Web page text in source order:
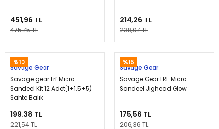
451,96 TL
475,75 TL
214,26 TL
238,07 TL
%10
Savage Gear
Savage gear Lrf Micro
Sandeel Kit 12 Adet(1+1.5+5)
Sahte Balık
199,38 TL
221,54 TL
%15
Savage Gear
Savage Gear LRF Micro
Sandeel Jighead Glow
175,56 TL
206,36 TL